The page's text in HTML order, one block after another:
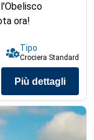
ora!
Tipo
Crociera Standard
Più dettagli